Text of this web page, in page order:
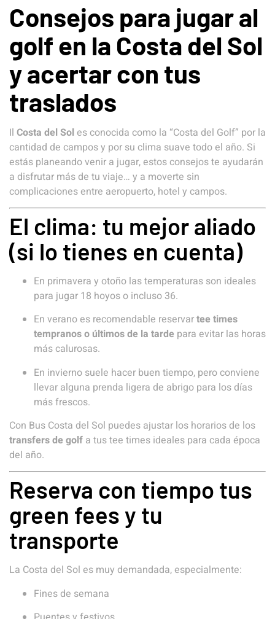
Consejos para jugar al
golf en la Costa del Sol
y acertar con tus
traslados
Il Costa del Sol es conocida como la “Costa del Golf” por la
cantidad de campos y por su clima suave todo el año. Si
estás planeando venir a jugar, estos consejos te ayudarán
a disfrutar más de tu viaje… y a moverte sin
complicaciones entre aeropuerto, hotel y campos.
El clima: tu mejor aliado
(si lo tienes en cuenta)
En primavera y otoño las temperaturas son ideales
para jugar 18 hoyos o incluso 36.
En verano es recomendable reservartee times
tempranos o últimos de la tarde para evitar las horas
más calurosas.
En invierno suele hacer buen tiempo, pero conviene
llevar alguna prenda ligera de abrigo para los días
más frescos.
Con Bus Costa del Sol puedes ajustar los horarios de los
transfers de golf a tus tee times ideales para cada época
del año.
Reserva con tiempo tus
green fees y tu
transporte
La Costa del Sol es muy demandada, especialmente:
Fines de semana